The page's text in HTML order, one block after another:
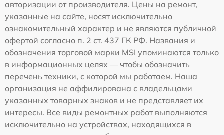
авторизации от производителя. Цены на ремонт,
указанные на сайте, носят исключительно
ознакомительный характер и не являются публичной
офертой согласно п. 2 ст. 437 ГК РФ. Названия и
обозначения торговой марки MSI упоминаются только
в информационных целях — чтобы обозначить
перечень техники, с которой мы работаем. Наша
организация не аффилирована с владельцами
указанных товарных знаков и не представляет их
интересы. Все виды ремонтных работ выполняются
исключительно на устройствах, находящихся в